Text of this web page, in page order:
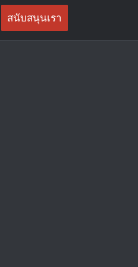
สนับสนุนเรา